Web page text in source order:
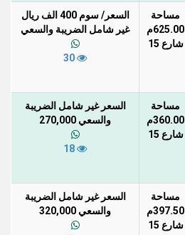
مساحة
625.00م
شارع 15
السعر/ سوم 400 الف ريال
غير شامل الضريبة والسعي
مساحة
360.00م
شارع 15
السعر غير شامل الضريبة
والسعي 270,000
مساحة
397.50م
شارع 15
السعر غير شامل الضريبة
والسعي 320,000